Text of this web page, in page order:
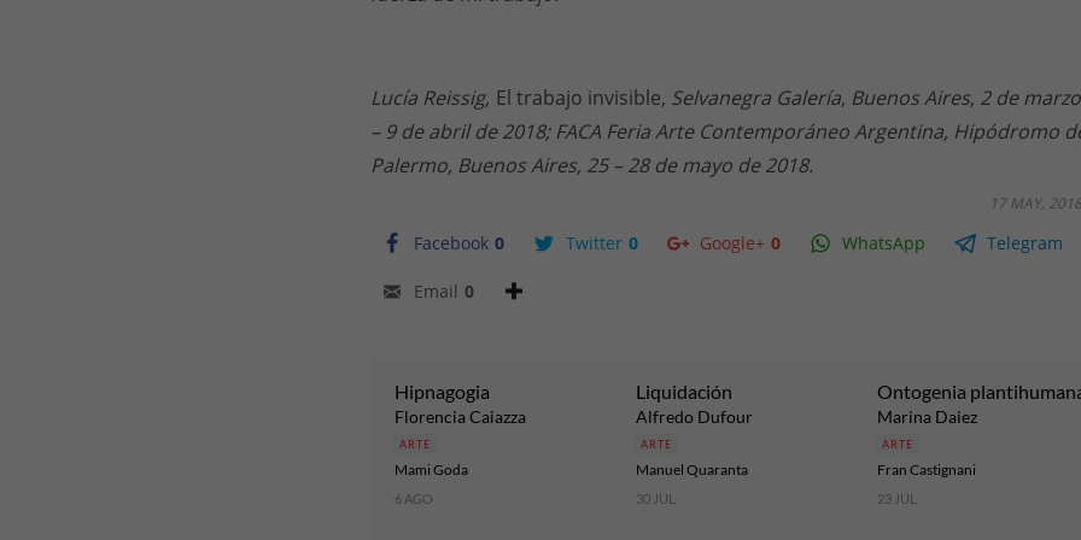
Lucía Reissig, El trabajo invisible, Selvanegra Galería, Buenos Aires, 2 de marzo
– 9 de abril de 2018; FACA Feria Arte Contemporáneo Argentina, Hipódromo
Palermo, Buenos Aires, 25 – 28 de mayo de 2018.
Facebook 0 Twitter 0 Google+ 0 WhatsApp Telegram
Email 0
17 MAY, 2018
Hipnagogia
Florencia Caiazza
ARTE
Mami Goda
6 AGO
Liquidación
Alfredo Dufour
ARTE
Manuel Quaranta
30 JUL
Ontogenia
Marina Daiez
ARTE
Fran Castignani
23 JUL